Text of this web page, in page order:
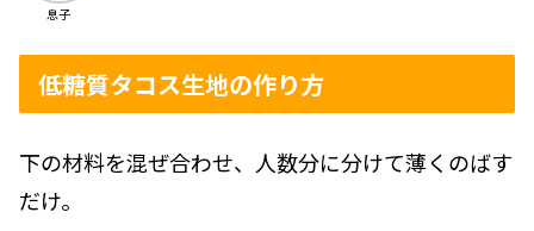
息子
低糖質タコス生地の作り方
下の材料を混ぜ合わせ、人数分に分けて薄くのばす
だけ。